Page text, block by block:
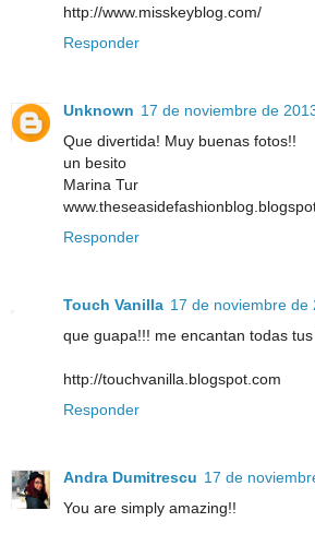
http://www.misskeyblog.com/
Responder
Unknown 17 de noviembre de
Que divertida! Muy buenas fotos!!
un besito
Marina Tur
Responder
Touch Vanilla 17 de noviembre de
que guapa!!! me encantan todas
http://touchvanilla.blogspot.com
Responder
Andra Dumitrescu 17 de
You are simply amazing!!